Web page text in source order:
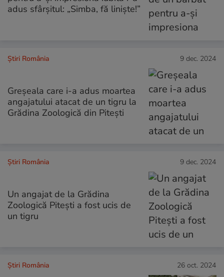
adus sfârșitul: „Simba, fă liniște!”
Știri România 9 dec. 2024
Greșeala care i-a adus moartea
angajatului atacat de un tigru la
Grădina Zoologică din Pitești
Știri România 9 dec. 2024
Un angajat de la Grădina
Zoologică Piteşti a fost ucis de
un tigru
Știri România 26 oct. 2024